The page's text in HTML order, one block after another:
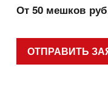
От 50 мешков
ОТПРАВИТЬ